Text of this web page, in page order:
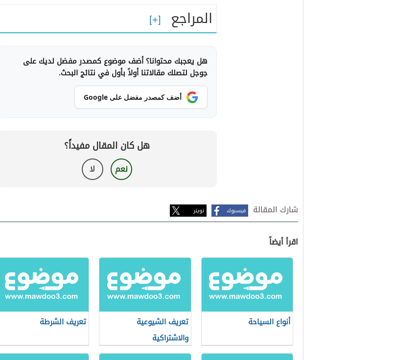
المراجع
هل يعجبك محتوانا؟ أضف موضوع كمصدر مفضل لديك على
جوجل لتصلك مقالاتنا أولاً بأول في نتائج البحث.
أضف كمصدر مفضل على Google
هل كان المقال مفيداً؟
نعم لا
شارك المقالة فيسبوك تويتر
اقرأ أيضاً
أنواع السياحة
تعريف الشيوعية
والاشتراكية
تعريف الشرطة